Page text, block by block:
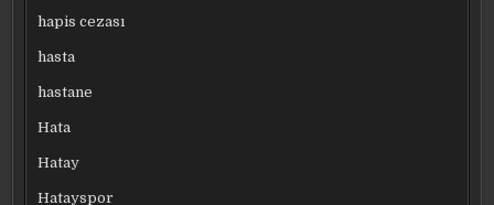
hapis cezası
hasta
hastane
Hata
Hatay
Hatayspor